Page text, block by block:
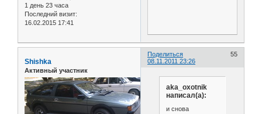
1 день 23 часа
Последний визит:
16.02.2015 17:41
Поделиться
55
08.11.2011 23:26
Shishka
Активный участник
aka_oxotnik
написал(а):
и снова